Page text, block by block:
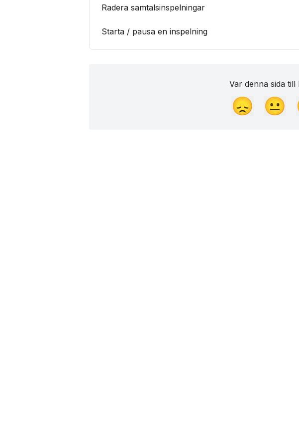
Radera samtalsinspelningar
Starta / pausa en inspelning
Var denna sida till
😞 😐